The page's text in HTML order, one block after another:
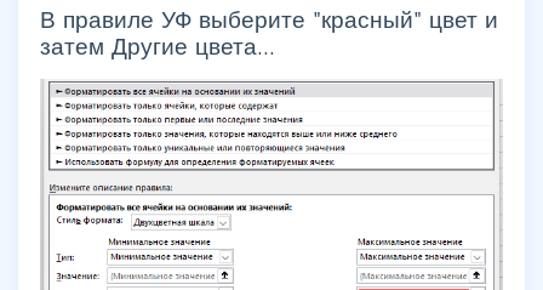
В правиле УФ выберите "красный" цвет и
затем Другие цвета...